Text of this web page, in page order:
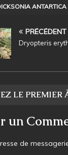
ANTARTICA
PRÉCÉDENT
Dryopteris
LE PREMIER
un
de